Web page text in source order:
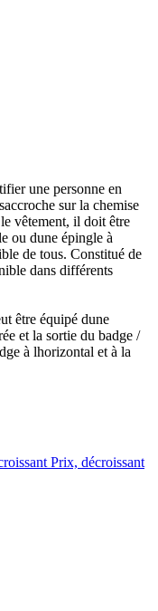
une personne en
sur la chemise
vêtement, il doit être
ou dune épingle à
de tous. Constitué de
dans différents
être équipé dune
et la sortie du badge /
à lhorizontal et à la
Prix, décroissant